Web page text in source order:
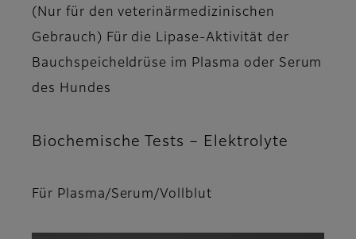
(Nur für den veterinärmedizinischen
Gebrauch) Für die Lipase-Aktivität der
Bauchspeicheldrüse im Plasma oder Serum
des Hundes
Biochemische Tests – Elektrolyte
Für Plasma/Serum/Vollblut